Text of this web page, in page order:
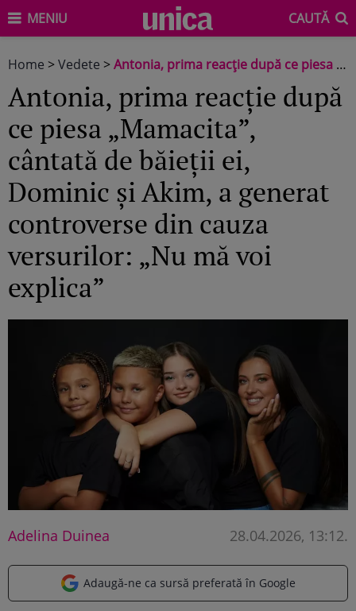
MENIU CAUTĂ
Home >Vedete >Antonia, prima reacție după ce piesa „Mamacita”, cântată de băieții ei, Dominic și Akim, a generat controverse din cauza versurilor: „Nu mă voi explica”
Antonia, prima reacție după
ce piesa „Mamacita”,
cântată de băieții ei,
Dominic și Akim, a generat
controverse din cauza
versurilor: „Nu mă voi
explica”
Adelina Duinea 28.04.2026, 13:12.
Adaugă-ne ca sursă preferată în Google